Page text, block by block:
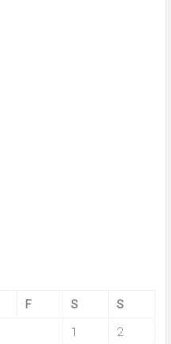
F S
S
1
2